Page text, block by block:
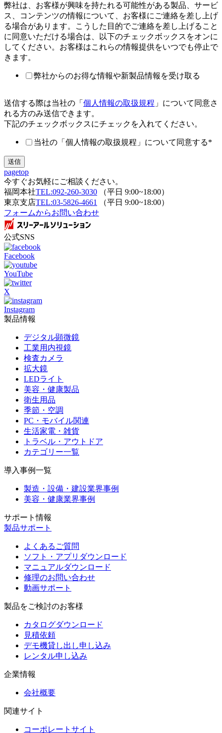
弊社は、お客様が興味を持たれる可能性がある製品、サービ
ス、コンテンツの情報について、お客様にご連絡を差し上げ
る場合があります。こうした目的でご連絡を差し上げること
に同意いただける場合は、以下のチェックボックスをオンに
してください。お客様はこれらの情報提供をいつでも停止で
きます。
弊社からのお得な情報や新製品情報を受け取る
送信する際は当社の「 個人情報の取扱規程 」について同意さ
れる方のみ送信できます。
下記のチェックボックスにチェックを入れてください。
当社の「個人情報の取扱規程」について同意する*
pagetop
今すぐお気軽にご相談ください。
福岡本社TEL:092-260-3030 （平日 9:00~18:00）
東京支店TEL:03-5826-4661
（平日 9:00~18:00）
フォームからお問い合わせ
公式SNS
Facebook
YouTube
X
Instagram
製品情報
デジタル顕微鏡
工業用内視鏡
検査カメラ
拡大鏡
LEDライト
美容・健康製品
衛生用品
季節・空調
PC・モバイル関連
生活家電・雑貨
トラベル・アウトドア
カテゴリー一覧
導入事例一覧
製造・設備・建設業界事例
美容・健康業界事例
サポート情報
製品サポート
よくあるご質問
ソフト・アプリダウンロード
マニュアルダウンロード
修理のお問い合わせ
動画サポート
製品をご検討のお客様
カタログダウンロード
見積依頼
デモ機貸し出し申し込み
レンタル申し込み
企業情報
会社概要
関連サイト
コーポレートサイト